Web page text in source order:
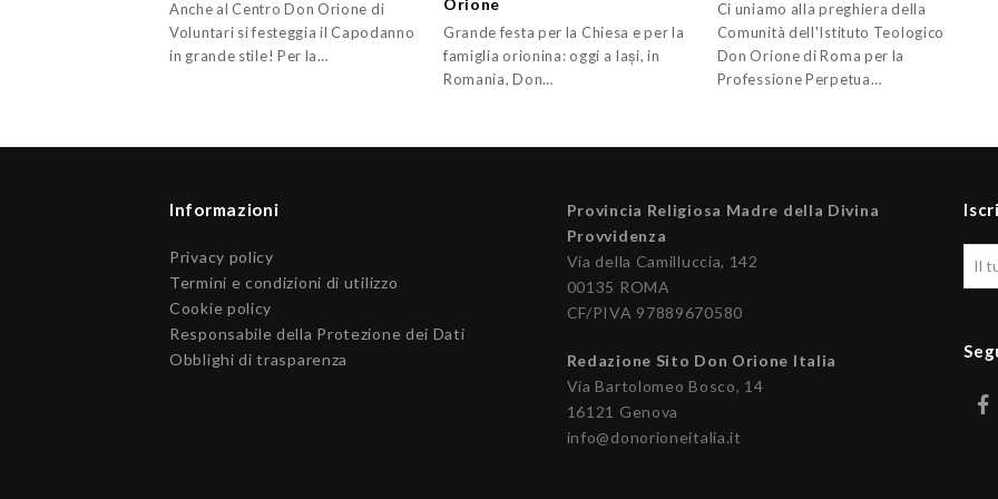
Anche al Centro Don Orione di
Voluntari si festeggia il Capodanno
in grande stile! Per la…
Grande festa per la Chiesa e per la
famiglia orionina: oggi a Iași, in
Romania, Don…
Ci uniamo alla preghiera della
Comunità dell'Istituto Teologico
Don Orione di Roma per la
Professione Perpetua…
Informazioni
Privacy policy
Termini e condizioni di utilizzo
Cookie policy
Responsabile della Protezione dei Dati
Obblighi di trasparenza
Provincia Religiosa Madre della Divina
Provvidenza
Via della Camilluccia, 142
00135 ROMA
CF/PIVA 97889670580
Redazione Sito Don Orione Italia
Via Bartolomeo Bosco, 14
16121 Genova
info@donorioneitalia.it